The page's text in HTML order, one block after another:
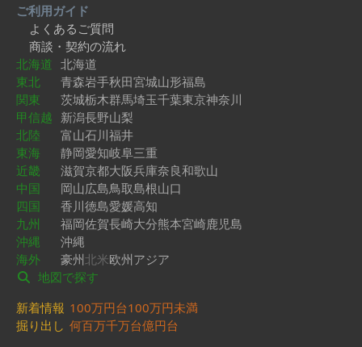
ご利用ガイド
よくあるご質問
商談・契約の流れ
北海道 北海道
東北
青森岩手秋田宮城山形福島
関東
茨城栃木群馬埼玉千葉東京神奈川
甲信越 新潟長野山梨
北陸
富山石川福井
東海
静岡愛知岐阜三重
近畿
滋賀京都大阪兵庫奈良和歌山
中国
岡山広島鳥取島根山口
四国
香川徳島愛媛高知
九州
福岡佐賀長崎大分熊本宮崎鹿児島
沖縄
沖縄
海外
豪州北米欧州アジア
地図で探す
新着情報 100万円台100万円未満
掘り出し 何百万千万台億円台